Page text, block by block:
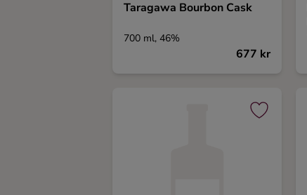
Taragawa Bourbon Cask
700 ml, 46%
677 kr